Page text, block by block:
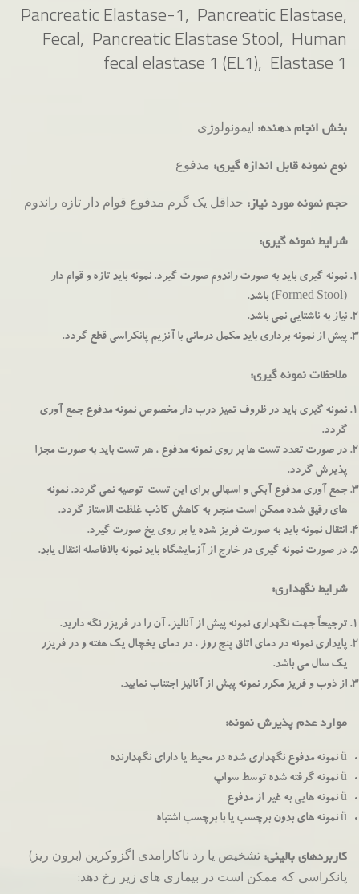
Pancreatic Elastase-1, Pancreatic Elastase,
Fecal, Pancreatic Elastase Stool, Human
fecal elastase 1 (EL1), Elastase 1
بخش انجام دهنده: ایمونولوژی
نوع نمونه قابل اندازه گیری: مدفوع
حجم نمونه مورد نیاز: حداقل یک گرم مدفوع قوام دار تازه راندوم
شرایط نمونه گیری:
نمونه گیری باید به صورت راندوم صورت گیرد. نمونه باید تازه و قوام دار
(Formed Stool) باشد.
نیاز به ناشتایی نمی باشد.
پیش از نمونه برداری باید مکمل درمانی با آنزیم پانکراسی قطع گردد.
ملاحظات نمونه گیری:
نمونه گیری باید در ظروف تمیز درب دار مخصوص نمونه مدفوع جمع آوری
گردد.
در صورت تعدد تست ها بر روی نمونه مدفوع ، هر تست باید به صورت مجزا
پذیرش گردد.
جمع آوری مدفوع آبکی و اسهالی برای این تست توصیه نمی گردد. نمونه
های رقیق شده ممکن است منجر به کاهش کاذب غلظت الاستاز گردد.
انتقال نمونه باید به صورت فریز شده یا بر روی یخ صورت گیرد.
در صورت نمونه گیری در خارج از آزمایشگاه باید نمونه بالافاصله انتقال یابد.
شرایط نگهداری:
ترجیحاً جهت نگهداری نمونه پیش از آنالیز، آن را در فریزر نگه دارید.
پایداری نمونه در دمای اتاق پنج روز ، در دمای یخچال یک هفته و در فریزر
یک سال می باشد.
از ذوب و فریز مکرر نمونه پیش از آنالیز اجتناب نمایید.
موارد عدم پذیرش نمونه:
ü نمونه مدفوع نگهداری شده در محیط یا دارای نگهدارنده
ü نمونه گرفته شده توسط سواپ
ü نمونه هایی به غیر از مدفوع
ü نمونه های بدون برچسب یا با برچسب اشتباه
کاربردهای بالینی: تشخیص یا رد ناکارامدی اگزوکرین (برون ریز)
پانکراسی که ممکن است در بیماری های زیر رخ دهد: